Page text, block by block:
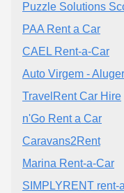
Puzzle Solutions
PAA Rent a Car
CAEL Rent-a-Car
Auto Virgem -
TravelRent Car Hire
n'Go Rent a Car
Caravans2Rent
Marina Rent-a-Car
SIMPLYRENT rent-